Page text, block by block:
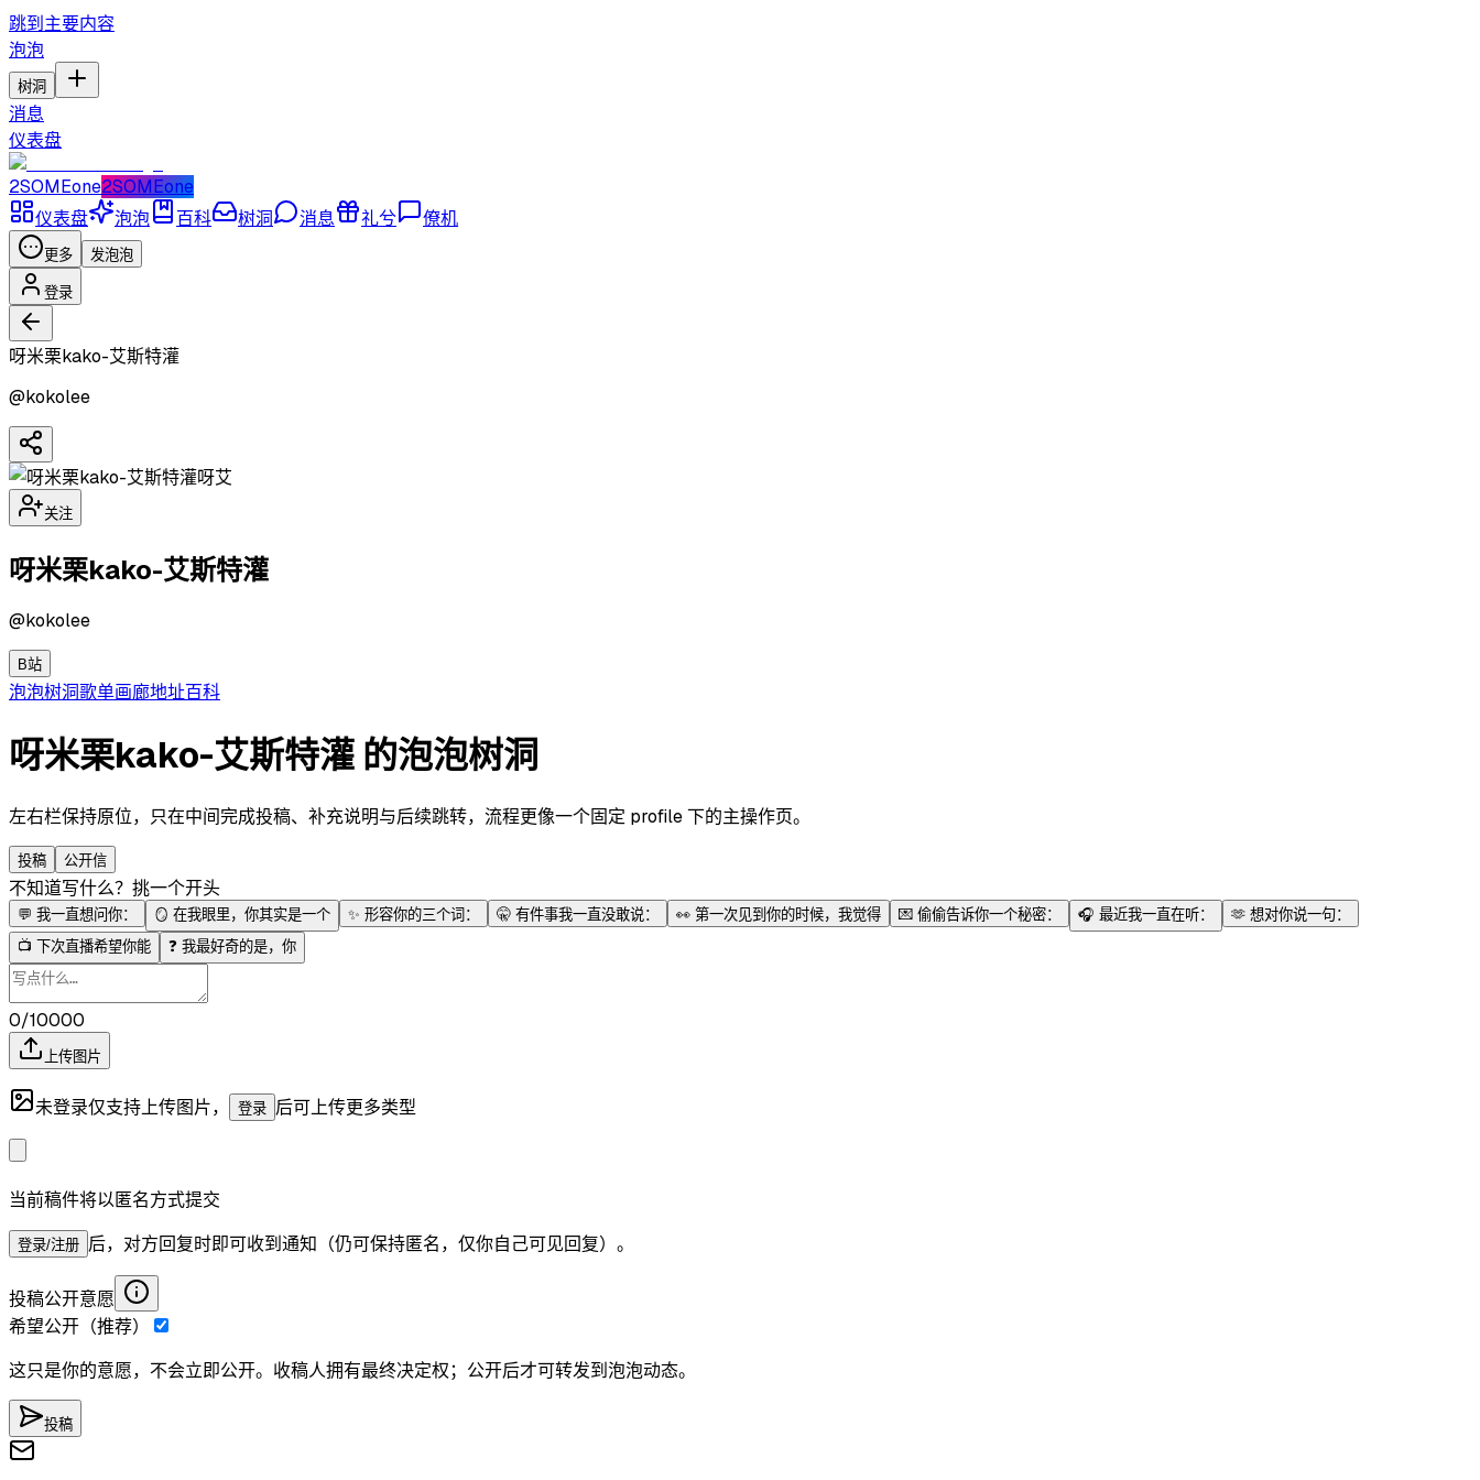
跳到主要内容
泡泡
树洞
消息
仪表盘
2SOMEone2SOMEone
仪表盘
泡泡 百科 树洞 消息 礼兮 僚机
更多 发泡泡
登录
呀米栗kako-艾斯特灌
@kokolee
呀艾
关注
呀米栗kako-艾斯特灌
@kokolee
B站
泡泡树洞歌单画廊地址百科
呀米栗kako-艾斯特灌 的泡泡树洞
左右栏保持原位，只在中间完成投稿、补充说明与后续跳转，流程更像一个固定 profile 下的主操作页。
投稿 公开信
不知道写什么？挑一个开头
💬 我一直想问你： 🪞 在我眼里，你其实是一个 ✨ 形容你的三个词： 🤫 有件事我一直没敢说： 👀 第一次见到你的时候，我觉得 💌 偷偷告诉你一个秘密： 🎧 最近我一直在听： 🫶 想对你说一句：
📺 下次直播希望你能 ❓ 我最好奇的是，你
0/10000
上传图片
未登录仅支持上传图片， 登录 后可上传更多类型
当前稿件将以匿名方式提交
登录/注册 后，对方回复时即可收到通知（仍可保持匿名，仅你自己可见回复）。
投稿公开意愿
希望公开（推荐）
这只是你的意愿，不会立即公开。收稿人拥有最终决定权；公开后才可转发到泡泡动态。
投稿